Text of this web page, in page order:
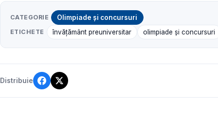
CATEGORIE Olimpiade și concursuri
ETICHETE învățământ preuniversitar olimpiade și concursuri
Distribuie